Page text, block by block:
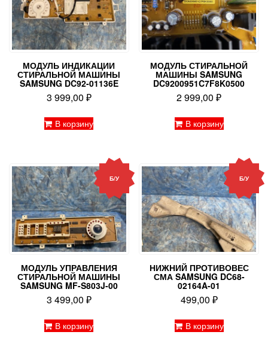
МОДУЛЬ ИНДИКАЦИИ
СТИРАЛЬНОЙ МАШИНЫ
SAMSUNG DC92-01136E
3 999,00 ₽
В корзину
МОДУЛЬ СТИРАЛЬНОЙ
МАШИНЫ SAMSUNG
DC9200951C7F8K0500
2 999,00₽
В корзину
Б/У
МОДУЛЬ УПРАВЛЕНИЯ
СТИРАЛЬНОЙ МАШИНЫ
SAMSUNG MF-S803J-00
3 499,00 ₽
В корзину
Б/У
НИЖНИЙ ПРОТИВОВЕС
СМА SAMSUNG DC68-
02164A-01
499,00 ₽
В корзину